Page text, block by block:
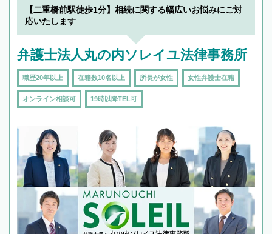
【二重橋前駅徒歩1分】相続に関する幅広いお悩みにご対
応いたします
弁護士法人丸の内ソレイユ法律事務所
職歴20年以上 在籍数10名以上 所長が女性 女性弁護士在籍
オンライン相談可 19時以降TEL可